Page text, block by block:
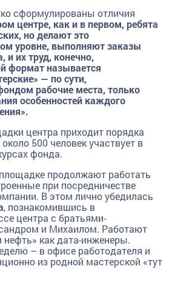
сформулированы отличия
центре, как и в первом, ребята
но делают это
уровне, выполняют заказы
и их труд, конечно,
формат называется
— по сути,
рабочие места, только
особенностей каждого
центра приходит порядка
500 человек участвует в
фонда.
продолжают работать
при посредничестве
В этом лично убедилась
, познакомившись в
центра с братьями-
и Михаилом. Работают
нефть» как дата-инженеры.
– в офисе работодателя и
из родной мастерской «тут